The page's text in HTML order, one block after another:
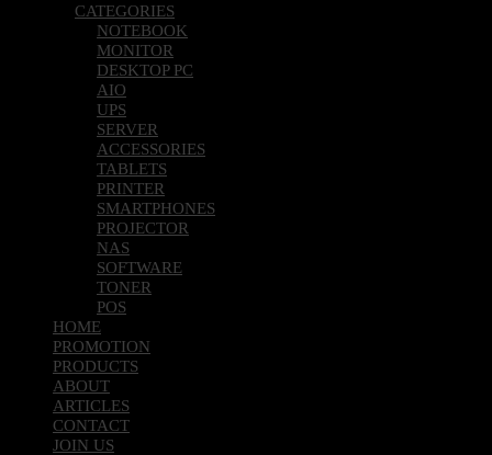
CATEGORIES
NOTEBOOK
MONITOR
DESKTOP PC
AIO
UPS
SERVER
ACCESSORIES
TABLETS
PRINTER
SMARTPHONES
PROJECTOR
NAS
SOFTWARE
TONER
POS
HOME
PROMOTION
PRODUCTS
ABOUT
ARTICLES
CONTACT
JOIN US